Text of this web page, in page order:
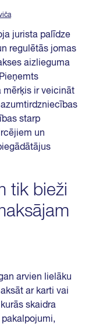
jurista palīdze
regulētās jomas
aizlieguma
mērķis ir veicināt
starp
un
tik bieži
arvien lielāku
ar karti vai
skaidra